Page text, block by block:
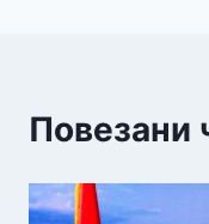
Повезани